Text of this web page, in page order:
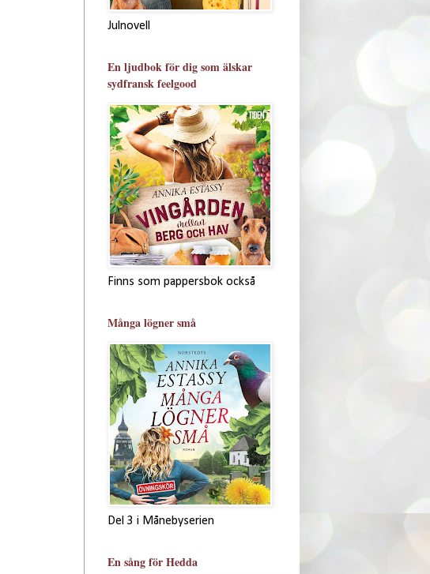
Julnovell
En ljudbok för dig som älskar
sydfransk feelgood
Finns som pappersbok också
Många lögner små
Del 3 i Månebyserien
En sång för Hedda